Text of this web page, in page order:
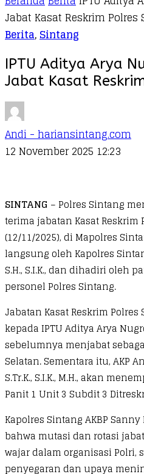
Jabat Kasat Reskrim Polres
Berita,Sintang
IPTU Aditya Arya
Jabat Kasat
Andi - hariansintang.com
12 November 2025 12:23
SINTANG – Polres Sintang
terima jabatan Kasat Reskrim
(12/11/2025), di Mapolres
langsung oleh Kapolres
S.H., S.I.K., dan dihadiri oleh
personel Polres Sintang.
Jabatan Kasat Reskrim
kepada IPTU Aditya Arya
sebelumnya menjabat
Selatan. Sementara itu, AKP
S.Tr.K., S.I.K., M.H., akan
Panit 1 Unit 3 Subdit 3
Kapolres Sintang AKBP
bahwa mutasi dan rotasi
wajar dalam organisasi Polri,
penyegaran dan upaya